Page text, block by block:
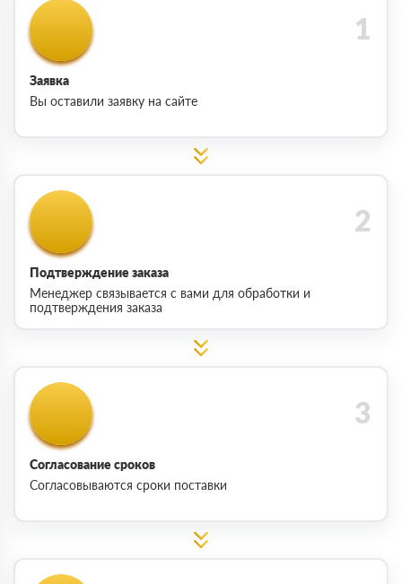
Заявка
Вы оставили заявку на сайте
Подтверждение заказа
Менеджер связывается с вами для обработки и
подтверждения заказа
Согласование сроков
Согласовываются сроки поставки